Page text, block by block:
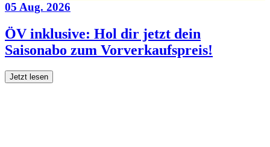
05 Aug. 2026
ÖV inklusive: Hol dir jetzt dein
Saisonabo zum Vorverkaufspreis!
Jetzt lesen